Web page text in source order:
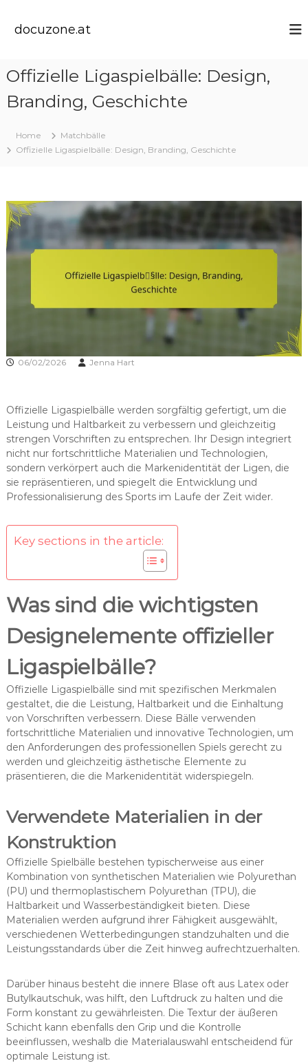
docuzone.at
Offizielle Ligaspielbälle: Design,
Branding, Geschichte
Home
Matchbälle
Offizielle Ligaspielbälle: Design, Branding, Geschichte
06/02/2026 Jenna Hart
Offizielle Ligaspielbälle werden sorgfältig gefertigt, um die
Leistung und Haltbarkeit zu verbessern und gleichzeitig
strengen Vorschriften zu entsprechen. Ihr Design integriert
nicht nur fortschrittliche Materialien und Technologien,
sondern verkörpert auch die Markenidentität der Ligen, die
sie repräsentieren, und spiegelt die Entwicklung und
Professionalisierung des Sports im Laufe der Zeit wider.
Key sections in the article:
Was sind die wichtigsten
Designelemente offizieller
Ligaspielbälle?
Offizielle Ligaspielbälle sind mit spezifischen Merkmalen
gestaltet, die die Leistung, Haltbarkeit und die Einhaltung
von Vorschriften verbessern. Diese Bälle verwenden
fortschrittliche Materialien und innovative Technologien, um
den Anforderungen des professionellen Spiels gerecht zu
werden und gleichzeitig ästhetische Elemente zu
präsentieren, die die Markenidentität widerspiegeln.
Verwendete Materialien in der
Konstruktion
Offizielle Spielbälle bestehen typischerweise aus einer
Kombination von synthetischen Materialien wie Polyurethan
(PU) und thermoplastischem Polyurethan (TPU), die
Haltbarkeit und Wasserbeständigkeit bieten. Diese
Materialien werden aufgrund ihrer Fähigkeit ausgewählt,
verschiedenen Wetterbedingungen standzuhalten und die
Leistungsstandards über die Zeit hinweg aufrechtzuerhalten.
Darüber hinaus besteht die innere Blase oft aus Latex oder
Butylkautschuk, was hilft, den Luftdruck zu halten und die
Form konstant zu gewährleisten. Die Textur der äußeren
Schicht kann ebenfalls den Grip und die Kontrolle
beeinflussen, weshalb die Materialauswahl entscheidend für
optimale Leistung ist.